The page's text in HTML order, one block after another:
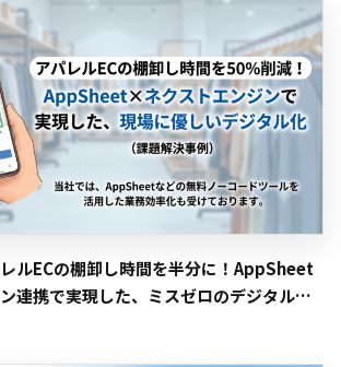
レルECの棚卸し時間を半分に！AppSheet
連携で実現した、ミスゼロのデジタル化